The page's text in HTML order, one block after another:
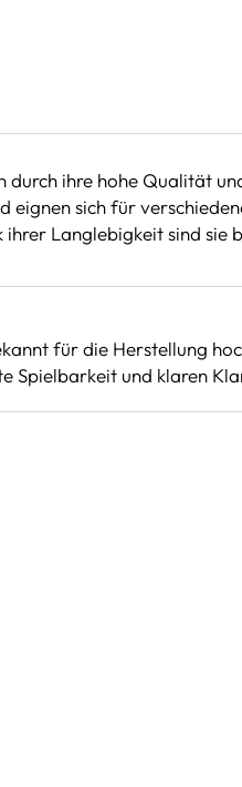
ihre hohe Qualität
eignen sich für
Langlebigkeit sind
für die Herstellung
Spielbarkeit und klaren